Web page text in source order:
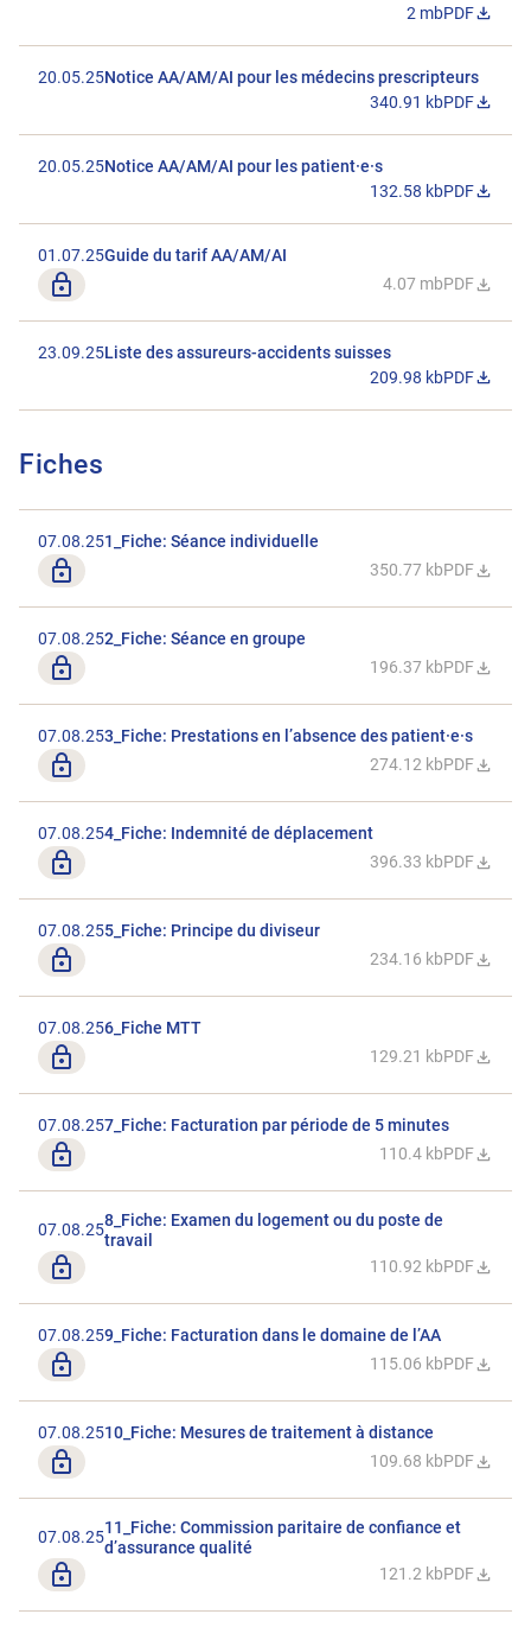
2 mbPDF
20.05.25Notice AA/AM/AI pour les médecins prescripteurs
340.91 kbPDF
20.05.25Notice AA/AM/AI pour les patient·e·s
132.58 kbPDF
01.07.25Guide du tarif AA/AM/AI
Seulement pour les membres 4.07 mbPDF
23.09.25Liste des assureurs-accidents suisses
209.98 kbPDF
Fiches
07.08.251_Fiche: Séance individuelle
Seulement pour les membres 350.77 kbPDF
07.08.252_Fiche: Séance en groupe
Seulement pour les membres 196.37 kbPDF
07.08.253_Fiche: Prestations en l’absence des patient·e·s
Seulement pour les membres 274.12 kbPDF
07.08.254_Fiche: Indemnité de déplacement
Seulement pour les membres 396.33 kbPDF
07.08.255_Fiche: Principe du diviseur
Seulement pour les membres 234.16 kbPDF
07.08.256_Fiche MTT
Seulement pour les membres 129.21 kbPDF
07.08.257_Fiche: Facturation par période de 5 minutes
Seulement pour les membres 110.4 kbPDF
07.08.258_Fiche: Examen du logement ou du poste de
travail
Seulement pour les membres 110.92 kbPDF
07.08.259_Fiche: Facturation dans le domaine de l’AA
Seulement pour les membres 115.06 kbPDF
07.08.2510_Fiche: Mesures de traitement à distance
Seulement pour les membres 109.68 kbPDF
07.08.2511_Fiche: Commission paritaire de confiance et
d’assurance qualité
Seulement pour les membres 121.2 kbPDF